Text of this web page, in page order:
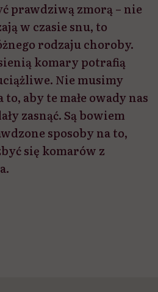
prawdziwą zmorą – nie
w czasie snu, to
rodzaju choroby.
komary potrafią
Nie musimy
aby te małe owady nas
zasnąć. Są bowiem
sposoby na to,
się komarów z